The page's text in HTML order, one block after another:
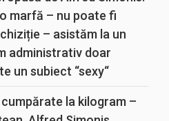
marfă – nu poate fi
– asistăm la un
administrativ doar
un subiect “sexy“
la kilogram –